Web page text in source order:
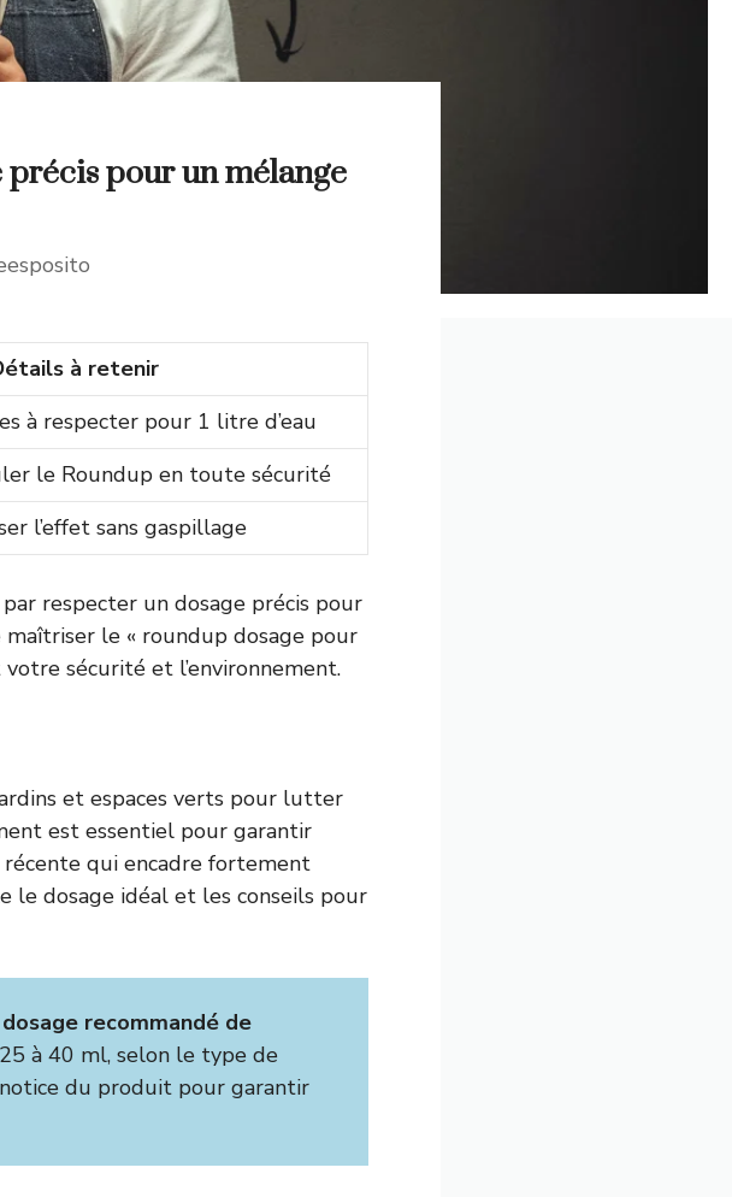
pour un mélange
à retenir
à respecter pour 1 litre d’eau
le Roundup en toute sécurité
l’effet sans gaspillage
respecter un dosage précis pour
maîtriser le « roundup dosage pour
sécurité et l’environnement.
et espaces verts pour lutter
est essentiel pour garantir
qui encadre fortement
le dosage idéal et les conseils pour
dosage recommandé de
à 40 ml, selon le type de
du produit pour garantir